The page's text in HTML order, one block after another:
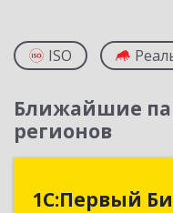
ISO
Ближайшие
регионов
1С:Первый